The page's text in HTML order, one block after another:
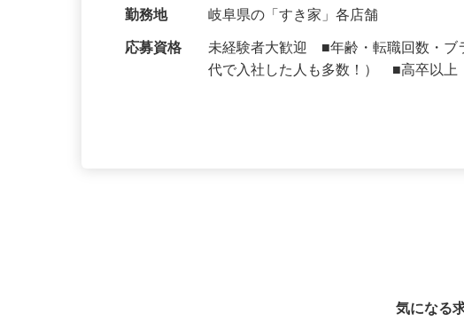
給与 月収270,000円以上（想定）
勤務地 岐阜県の「すき家」各店舗
未経験者大歓迎 ■年齢・転職回数・ブ